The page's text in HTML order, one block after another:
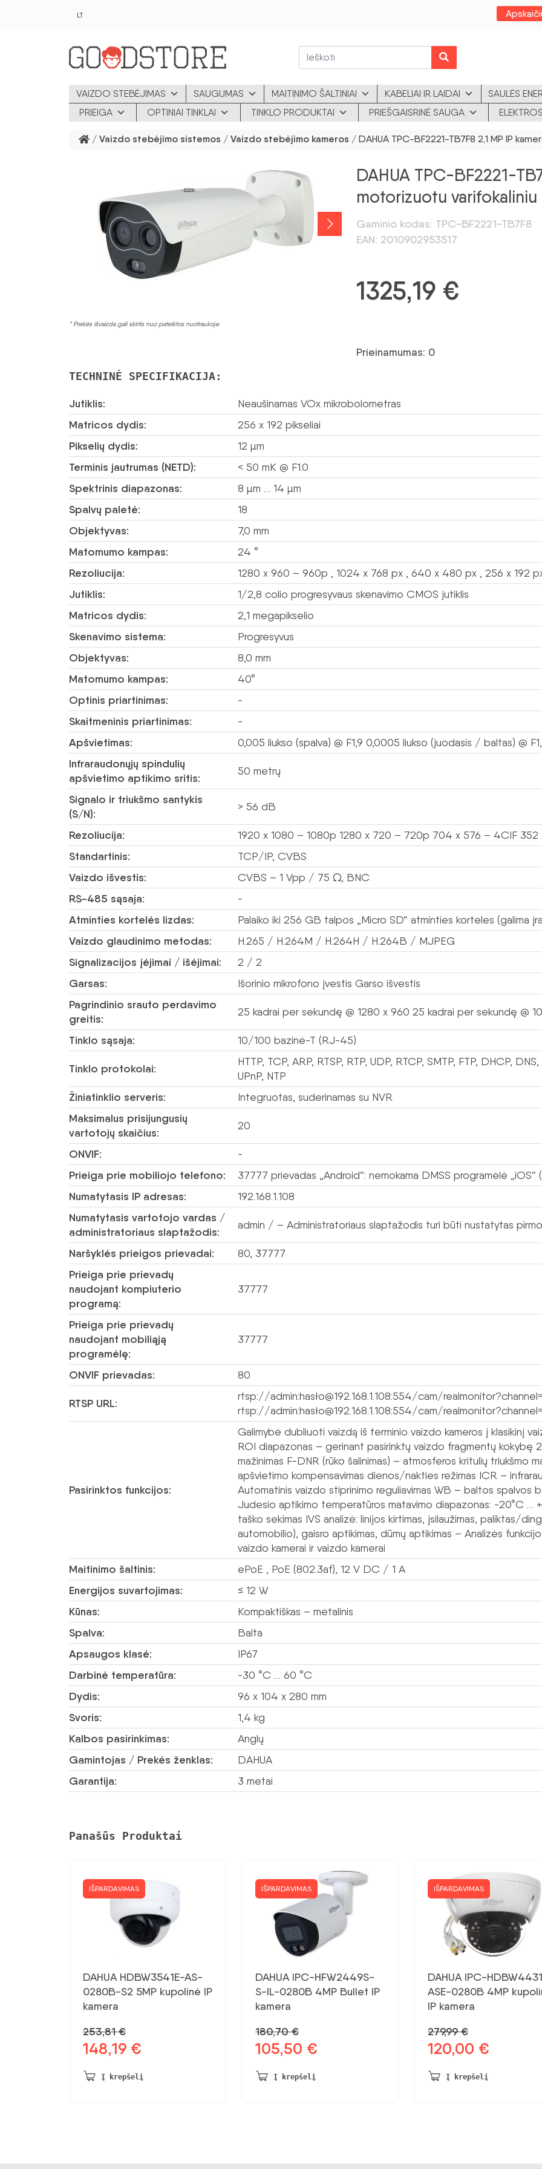
LT
VAIZDO STEBĖJIMAS SAUGUMAS MAITINIMO ŠALTINIAI KABELIAI IR LAIDAI
SAULĖS
PRIEIGA
OPTINIAI TINKLAI TINKLO PRODUKTAI PRIEŠGAISRINĖ SAUGA
/ Vaizdo stebėjimo sistemos / Vaizdo stebėjimo kameros / DAHUA TPC-BF2221-TB7F8 2,1 MP IP
* Prekės išvaizda gali skirtis nuo pateiktos nuotraukoje
DAHUA TPC-BF2221-
motorizuotu
Gaminio kodas: TPC-BF2221-TB7F8
EAN: 2010902953517
1325,19 €
Prieinamumas: 0
TECHNINĖ SPECIFIKACIJA:
Jutiklis: Neaušinamas VOx mikrobolometras
Matricos dydis: 256 x 192 pikseliai
Pikselių dydis: 12 µm
Terminis jautrumas (NETD): < 50 mK @ F1.0
Spektrinis diapazonas: 8 µm … 14 µm
Spalvų paletė: 18
Objektyvas: 7,0 mm
Matomumo kampas: 24 °
Rezoliucija: 1280 x 960 – 960p , 1024 x 768 px , 640 x 480 px , 256 x 192
Jutiklis: 1/2,8 colio progresyvaus skenavimo CMOS jutiklis
Matricos dydis: 2,1 megapikselio
Skenavimo sistema: Progresyvus
Objektyvas: 8,0 mm
Matomumo kampas: 40°
Optinis priartinimas: -
Skaitmeninis priartinimas: -
Apšvietimas: 0,005 liukso (spalva) @ F1,9 0,0005 liukso (juodasis / baltas) @
Infraraudonųjų spindulių
apšvietimo aptikimo sritis:
50 metrų
Signalo ir triukšmo santykis
(S/N):
> 56 dB
Rezoliucija: 1920 x 1080 – 1080p 1280 x 720 – 720p 704 x 576 – 4CIF 352
Standartinis: TCP/IP, CVBS
Vaizdo išvestis: CVBS – 1 Vpp / 75 Ω, BNC
RS-485 sąsaja: -
Atminties kortelės lizdas: Palaiko iki 256 GB talpos „Micro SD“ atminties korteles (galima
Vaizdo glaudinimo metodas: H.265 / H.264M / H.264H / H.264B / MJPEG
Signalizacijos įėjimai / išėjimai: 2 / 2
Garsas: Išorinio mikrofono įvestis Garso išvestis
Pagrindinio srauto perdavimo
greitis:
25 kadrai per sekundę @ 1280 x 960 25 kadrai per sekundę @
Tinklo sąsaja: 10/100 bazinė-T (RJ-45)
Tinklo protokolai:
HTTP, TCP, ARP, RTSP, RTP, UDP, RTCP, SMTP, FTP, DHCP,
UPnP, NTP
Žiniatinklio serveris: Integruotas, suderinamas su NVR
Maksimalus prisijungusių
vartotojų skaičius:
20
ONVIF: -
Prieiga prie mobiliojo telefono: 37777 prievadas „Android“: nemokama DMSS programėlė
Numatytasis IP adresas: 192.168.1.108
Numatytasis vartotojo vardas /
administratoriaus slaptažodis:
admin / – Administratoriaus slaptažodis turi būti nustatytas
Naršyklės prieigos prievadai: 80, 37777
Prieiga prie prievadų
naudojant kompiuterio
programą:
37777
Prieiga prie prievadų
naudojant mobiliąją
programėlę:
37777
ONVIF prievadas: 80
RTSP URL:
rtsp://admin:hasło@192.168.1.108:554/cam/
rtsp://admin:hasło@192.168.1.108:554/cam/
Pasirinktos funkcijos:
Galimybė dubliuoti vaizdą iš terminio vaizdo kameros į klasikinį
ROI diapazonas – gerinant pasirinktų vaizdo fragmentų kokybę
mažinimas F-DNR (rūko šalinimas) – atmosferos kritulių triukšmo
apšvietimo kompensavimas dienos/nakties režimas ICR –
Automatinis vaizdo stiprinimo reguliavimas WB – baltos spalvos
Judesio aptikimo temperatūros matavimo diapazonas: -20°C …
taško sekimas IVS analizė: linijos kirtimas, įsilaužimas, paliktas/
automobilio), gaisro aptikimas, dūmų aptikimas – Analizės
vaizdo kamerai ir vaizdo kamerai
Maitinimo šaltinis: ePoE , PoE (802.3af), 12 V DC / 1 A
Energijos suvartojimas: ≤ 12 W
Kūnas: Kompaktiškas – metalinis
Spalva: Balta
Apsaugos klasė: IP67
Darbinė temperatūra: -30 °C … 60 °C
Dydis: 96 x 104 x 280 mm
Svoris: 1,4 kg
Kalbos pasirinkimas: Anglų
Gamintojas / Prekės ženklas: DAHUA
Garantija: 3 metai
Panašūs Produktai
IŠPARDAVIMAS
DAHUA HDBW3541E-AS-
0280B-S2 5MP kupolinė IP
kamera
253,81€
Pradinė
buvo:
148,19 €
148,19 €.
Į krepšelį
IŠPARDAVIMAS
DAHUA IPC-HFW2449S-
S-IL-0280B 4MP Bullet IP
kamera
180,70€
Pradinė
buvo:
105,50 €
Į krepšelį
IŠPARDAVIMAS
DAHUA IPC-
ASE-0280B 4MP
IP kamera
279,99€
Pradinė
buvo:
120,00 €
Į krepšelį